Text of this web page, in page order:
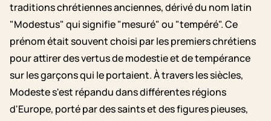
traditions chrétiennes anciennes, dérivé du nom latin
"Modestus" qui signifie "mesuré" ou "tempéré". Ce
prénom était souvent choisi par les premiers chrétiens
pour attirer des vertus de modestie et de tempérance
sur les garçons qui le portaient. À travers les siècles,
Modeste s'est répandu dans différentes régions
d'Europe, porté par des saints et des figures pieuses,